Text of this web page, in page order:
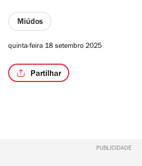
Miúdos
quinta-feira 18 setembro 2025
Partilhar
PUBLICIDADE